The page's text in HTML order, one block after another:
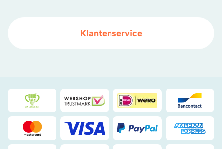
Klantenservice
Duurzaamheidsprijs duin- & bollenstreek
WebwinkelKeuriDeal
Mastercard Visa PayPal